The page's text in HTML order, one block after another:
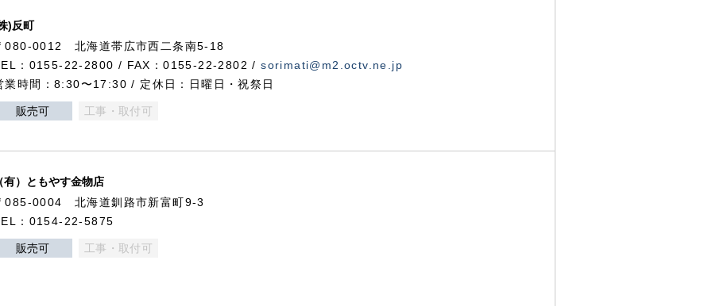
)反町
080-0012 北海道帯広市西二条南5-18
：0155-22-2800 / FAX：0155-22-2802 /sorimati@m2.octv.ne.jp
業時間：8:30〜17:30 / 定休日：日曜日・祝祭日
販売可 工事・取付可
有）ともやす金物店
085-0004 北海道釧路市新富町9-3
：0154-22-5875
販売可 工事・取付可